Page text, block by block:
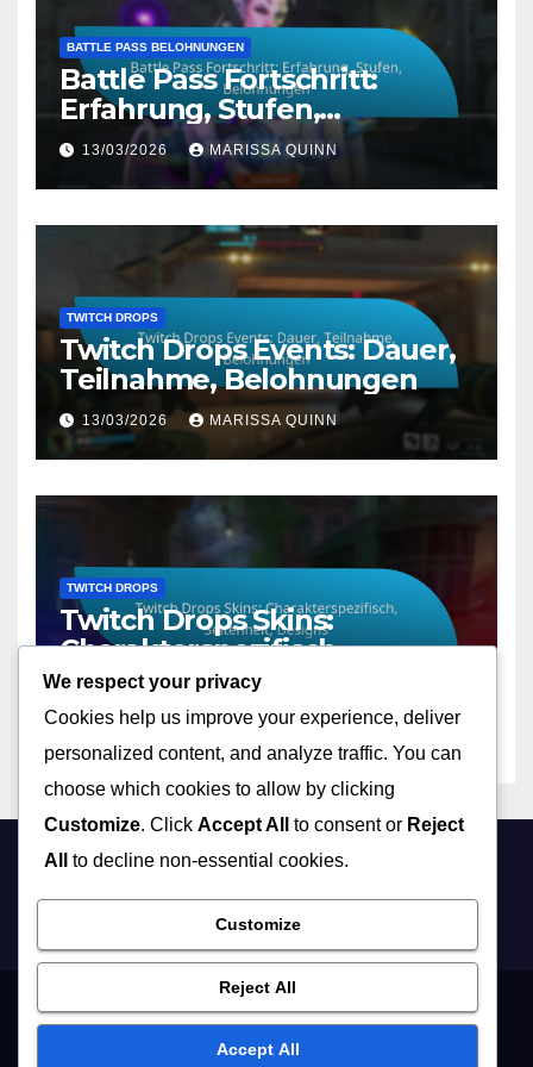
BATTLE PASS BELOHNUNGEN
Battle Pass Fortschritt:
Erfahrung, Stufen,
Belohnungen
13/03/2026 MARISSA QUINN
TWITCH DROPS
Twitch Drops Events: Dauer,
Teilnahme, Belohnungen
13/03/2026 MARISSA QUINN
TWITCH DROPS
Twitch Drops Skins:
Charakterspezifisch,
Seltenheit, Designs
12/03/2026 MARISSA QUINN
hundeseele.at
Kontaktieren Sie unsCookie-EinstellungenNutzungsbedingungen
We respect your privacy
Cookies help us improve your experience, deliver
personalized content, and analyze traffic. You can
choose which cookies to allow by clicking
Customize. Click Accept All to consent or Reject
All
to decline non-essential cookies.
Customize
Reject All
Accept All